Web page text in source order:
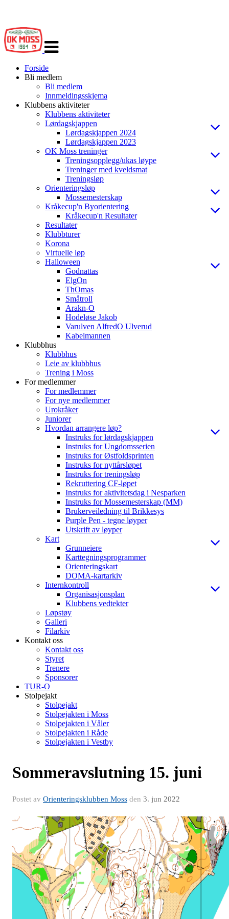
navigasjon
Forside
Bli medlem
Bli medlem
Innmeldingsskjema
Klubbens aktiviteter
Klubbens aktiviteter
Lørdagskjappen
Lørdagskjappen 2024
Lørdagskjappen 2023
OK Moss treninger
Treningsopplegg/ukas løype
Treninger med kveldsmat
Treningsløp
Orienteringsløp
Mossemesterskap
Kråkecup'n Byorientering
Kråkecup'n Resultater
Resultater
Klubbturer
Korona
Virtuelle løp
Halloween
Godnattas
ElgOn
ThOmas
Småtroll
Arakn-O
Hodeløse Jakob
Varulven AlfredO Ulverud
Kabelmannen
Klubbhus
Klubbhus
Leie av klubbhus
Trening i Moss
For medlemmer
For medlemmer
For nye medlemmer
Urokråker
Juniorer
Hvordan arrangere løp?
Instruks for lørdagskjappen
Instruks for Ungdomsserien
Instruks for Østfoldsprinten
Instruks for nyttårsløpet
Instruks for treningsløp
Rekruttering CF-løpet
Instruks for aktivitetsdag i Nesparken
Instruks for Mossemesterskap (MM)
Brukerveiledning til Brikkesys
Purple Pen - tegne løyper
Utskrift av løyper
Kart
Grunneiere
Karttegningsprogrammer
Orienteringskart
DOMA-kartarkiv
Internkontroll
Organisasjonsplan
Klubbens vedtekter
Løpstøy
Galleri
Filarkiv
Kontakt oss
Kontakt oss
Styret
Trenere
Sponsorer
TUR-O
Stolpejakt
Stolpejakt
Stolpejakten i Moss
Stolpejakten i Våler
Stolpejakten i Råde
Stolpejakten i Vestby
Sommeravslutning 15. juni
Postet av Orienteringsklubben Moss den 3. jun 2022